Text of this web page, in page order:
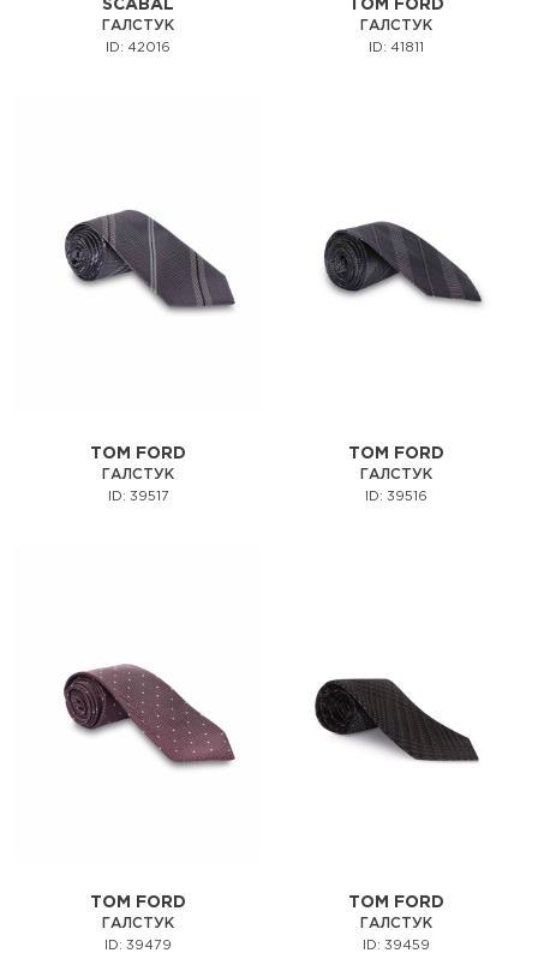
SCABAL
ГАЛСТУК
ID: 42016
TOM FORD
ГАЛСТУК
ID: 41811
TOM FORD
ГАЛСТУК
ID: 39517
TOM FORD
ГАЛСТУК
ID: 39516
TOM FORD
ГАЛСТУК
ID: 39479
TOM FORD
ГАЛСТУК
ID: 39459